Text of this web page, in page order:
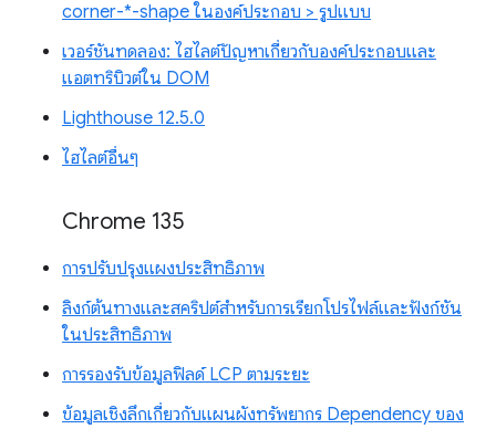
corner-*-shape ในองค์ประกอบ > รูปแบบ
เวอร์ชันทดลอง: ไฮไลต์ปัญหาเกี่ยวกับองค์ประกอบและ
แอตทริบิวต์ใน DOM
Lighthouse 12.5.0
ไฮไลต์อื่นๆ
Chrome 135
การปรับปรุงแผงประสิทธิภาพ
ลิงก์ต้นทางและสคริปต์สำหรับการเรียกโปรไฟล์และฟังก์ชัน
ในประสิทธิภาพ
การรองรับข้อมูลฟิลด์ LCP ตามระยะ
ข้อมูลเชิงลึกเกี่ยวกับแผนผังทรัพยากร Dependency ของ